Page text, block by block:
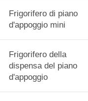
Frigorifero di piano
d'appoggio mini
Frigorifero della
dispensa del piano
d'appoggio